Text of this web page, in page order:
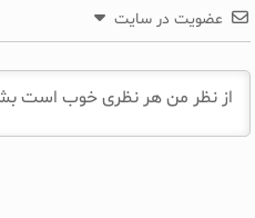
عضویت در سایت